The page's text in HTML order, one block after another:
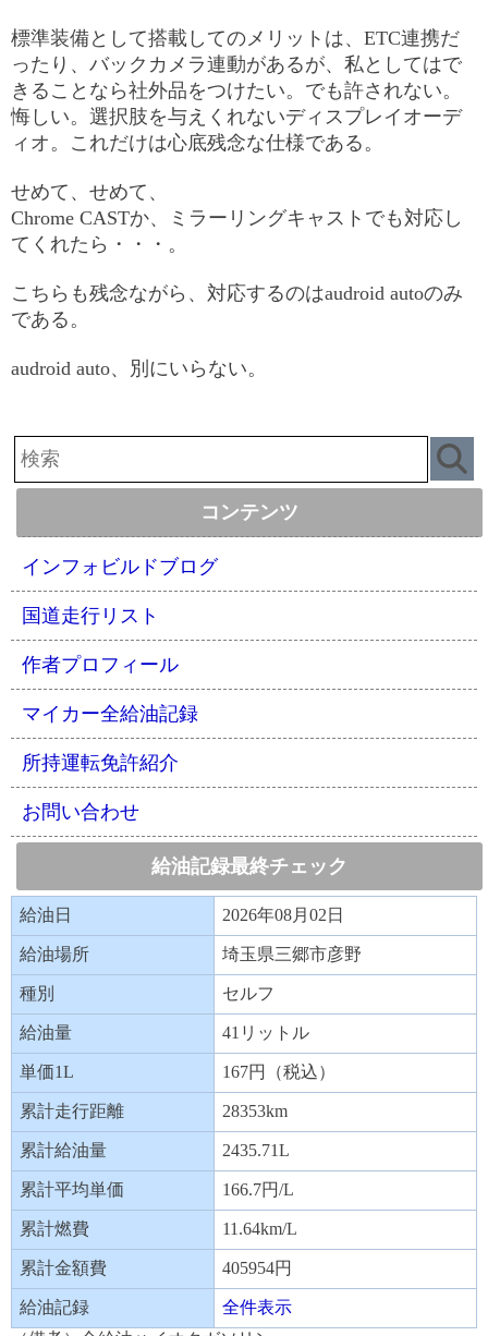
標準装備として搭載してのメリットは、ETC連携だ
ったり、バックカメラ連動があるが、私としてはで
きることなら社外品をつけたい。でも許されない。
悔しい。選択肢を与えくれないディスプレイオーデ
ィオ。これだけは心底残念な仕様である。
せめて、せめて、
Chrome CASTか、ミラーリングキャストでも対応し
てくれたら・・・。
こちらも残念ながら、対応するのはaudroid autoのみ
である。
audroid auto、別にいらない。
コンテンツ
インフォビルドブログ
国道走行リスト
作者プロフィール
マイカー全給油記録
所持運転免許紹介
お問い合わせ
給油記録最終チェック
給油日 2026年08月02日
給油場所 埼玉県三郷市彦野
種別 セルフ
給油量 41リットル
単価1L 167円（税込）
累計走行距離 28353km
累計給油量 2435.71L
累計平均単価 166.7円/L
累計燃費 11.64km/L
累計金額費 405954円
給油記録
全件表示